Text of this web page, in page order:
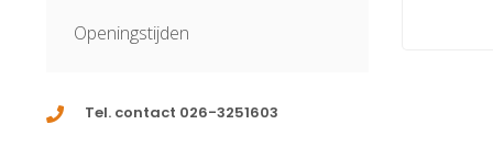
Openingstijden
Tel. contact 026-3251603